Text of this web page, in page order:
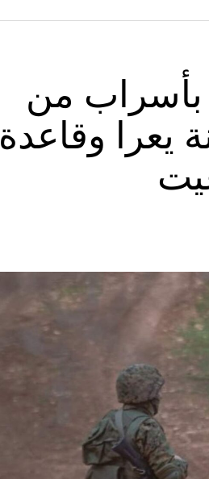
القائد العسكري في “الحزب” عماد مغنية الذي
من
يعرا وقاعدة